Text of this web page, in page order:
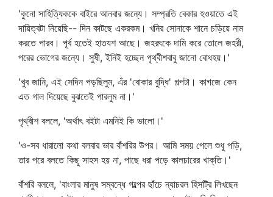
'কুনো সাহিত্যিককে বাইরে আনবার জন্যে। সম্প্রতি বেকার হওয়াতে এই
দায়িত্বটা নিয়েছি-- দিন কাটছে একরকম। খনির সোনাকে শানে চড়িয়ে নাম
করতে পারব। পূর্ব হতেই হাতযশ আছে। জহরৎকে দামি করে তোলে জহরী,
পরের ভোগের জন্যে। সুষী, ইনিই হচ্ছেন পৃথ্বীশবাবু জানো বোধহয়।'
'খুব জানি, এই সেদিন পড়ছিলুম, এঁর 'বোকার বুদ্ধি' গল্পটা। কাগজে কেন
এত গাল দিয়েছে বুঝতেই পারলুম না।'
পৃথ্বীশ বললে, 'অর্থাৎ বইটা এমনিই কি ভালো।'
'ও-সব ধারালো কথা বলবার ভার বাঁশরির উপর। আমি সময় পেলে শুধু পড়ি,
তার পরে বলতে কিছু সাহস হয় না, পাছে ধরা পড়ে কালচারের খাক্‌তি।'
বাঁশরি বললে, 'বাংলার মানুষ সম্বন্ধে গল্পের ছাঁচে ন্যাচরল হিসট্রি লিখছেন